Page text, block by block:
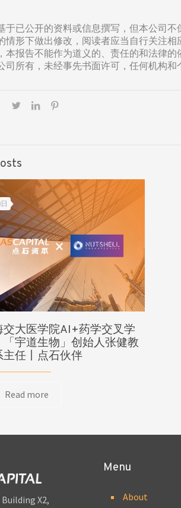
于已公开的资料或信息撰写，但本公司
情形下做出修改，阅读者应当自行关注
本报告不能作为道义的、责任的和法律
司所有，未经事先书面许可，任何机构
交大医学院AI+药学交叉学
「宇道生物」创始人张健教
主任丨点石伙伴
Read more
X2,
Menu
About